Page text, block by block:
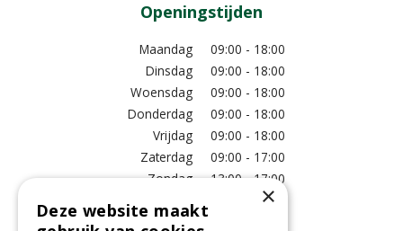
Openingstijden
Maandag
09:00 - 18:00
Dinsdag
09:00 - 18:00
Woensdag
09:00 - 18:00
Donderdag
09:00 - 18:00
Vrijdag
09:00 - 18:00
Zaterdag
09:00 - 17:00
Zondag
13:00 - 17:00
Meer vestigingsinformatie >
×
Deze website maakt